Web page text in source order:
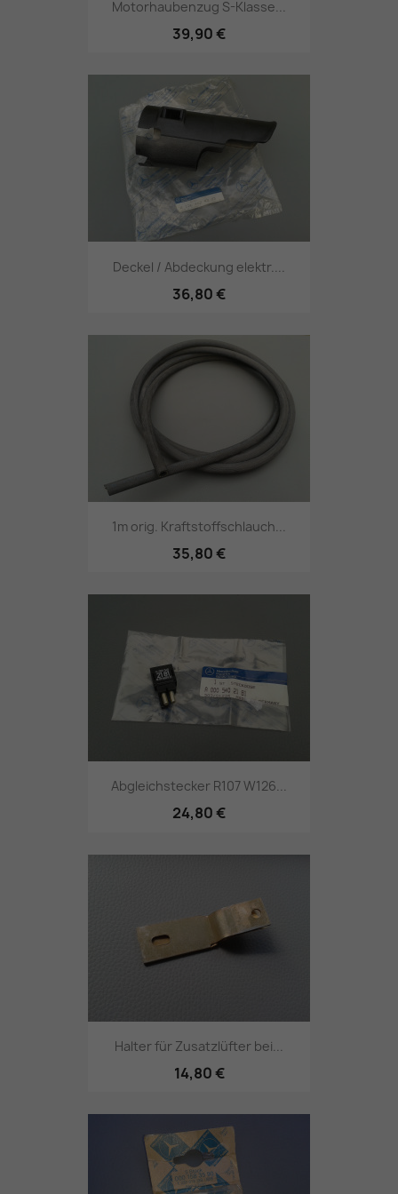
Motorhaubenzug S-Klasse...
39,90 €
Deckel / Abdeckung elektr....
36,80 €
1m orig. Kraftstoffschlauch...
35,80 €
Abgleichstecker R107 W126...
24,80 €
Halter für Zusatzlüfter bei...
14,80 €